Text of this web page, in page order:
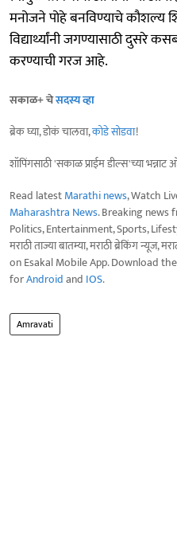
मनोजने पोहे बनविण्याचे कौशल्य
विद्यार्थ्यांनी जगण्यासाठी
करण्याची गरज आहे.
सकाळ+ चेसदस्य व्हा
ब्रेक घ्या, डोकं चालवा,कोडे सोडवा!
शॉपिंगसाठी 'सकाळ प्राईम डील्स'च्या भन्नाट
Read latestMarathi news, Watch
Maharashtra News. Breaking news
Politics, Entertainment, Sports,
मराठी ताज्या बातम्या, मराठी ब्रेकिंग न्यूज,
on Esakal Mobile App. Download
forAndroidand IOS.
Amravati